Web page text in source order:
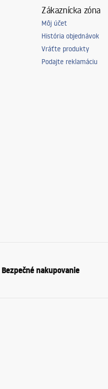
Zákaznícka zóna
Môj účet
História objednávok
Vráťte produkty
Podajte reklamáciu
Bezpečné nakupovanie